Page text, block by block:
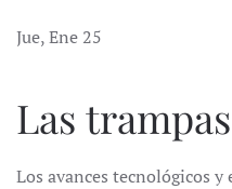
Jue, Ene 25
Las
Los avances tecnológicos